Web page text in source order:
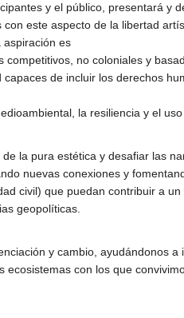
y el público, presentará y
este aspecto de la libertad
aspiración es
no coloniales y
de incluir los derechos
la resiliencia y el
la pura estética y desafiar las
nuevas conexiones y
civil) que puedan contribuir a
geopolíticas.
y cambio, ayudándonos
con los que